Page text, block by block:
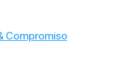
Compromiso